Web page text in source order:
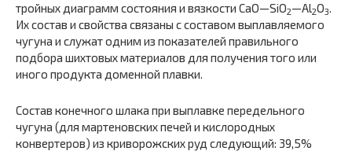
тройных диаграмм состояния и вязкости СаО—SiO2—Al2O3.
Их состав и свойства связаны с со­ставом выплавляемого
чугуна и служат одним из показателей правильного
подбора шихтовых материалов для получения того или
иного продукта доменной плавки.
Состав конечного шлака при выплавке передельного
чугуна (для мартеновских печей и кислородных
конвертеров) из криво­рожских руд следующий: 39,5%